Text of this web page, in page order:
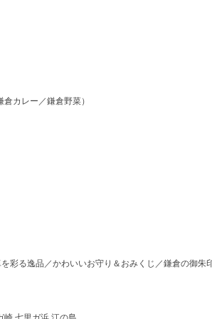
カレー／鎌倉野菜）
彩る逸品／かわいいお守り＆おみくじ／鎌倉の御朱